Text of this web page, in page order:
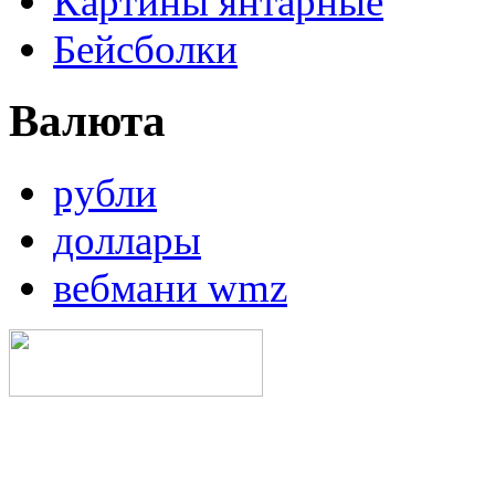
Бейсболки
Валюта
рубли
доллары
вебмани wmz